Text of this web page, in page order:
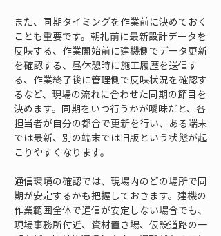
また、同期タイミングを作業前に決めておく
ことも重要です。朝礼前に最新設計データを
反映する、作業開始前に建機側でデータ更新
を確認する、昼休憩時に施工履歴を送信す
る、作業終了後に管理側で反映状況を確認す
るなど、現場の流れに合わせた同期の節目を
決めます。同期をいつ行うかが曖昧だと、各
担当者が自分の都合で更新を行い、ある端末
では最新、別の端末では旧版という状態が起
こりやすくなります。
通信環境の確認では、現場内のどの場所で同
期が安定するかも把握しておきます。建機の
作業範囲全体で通信が安定しない場合でも、
現場事務所付近、資材置き場、仮設道路の一